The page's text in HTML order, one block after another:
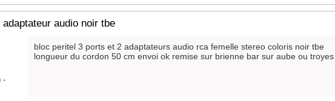
audio noir tbe
-
bloc peritel 3 ports et 2 adaptateurs audio rca femelle stereo coloris noir tbe
longueur du cordon 50 cm envoi ok remise sur brienne bar sur aube ou troyes